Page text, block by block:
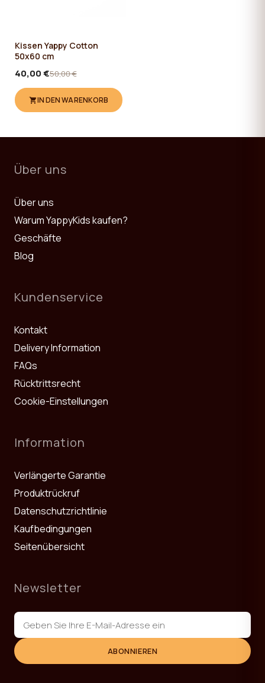
Kissen Yappy Cotton
50x60 cm
40,00 €50,00 €
IN DEN WARENKORB
Über uns
Über uns
Warum YappyKids kaufen?
Geschäfte
Blog
Kundenservice
Kontakt
Delivery Information
FAQs
Rücktrittsrecht
Cookie-Einstellungen
Information
Verlängerte Garantie
Produktrückruf
Datenschutzrichtlinie
Kaufbedingungen
Seitenübersicht
Newsletter
ABONNIEREN